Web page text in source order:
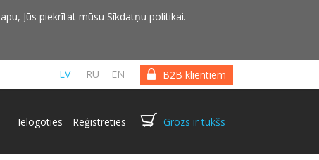
Jūs piekrītat mūsu Sīkdatņu politikai.
B2B klientiem
LV RU EN
Ielogoties Reģistrēties Grozs ir tukšs